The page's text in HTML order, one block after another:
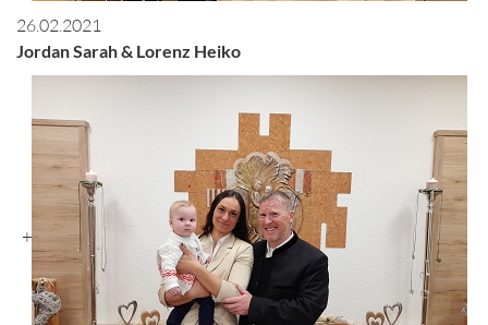
26.02.2021
Jordan Sarah & Lorenz Heiko
+